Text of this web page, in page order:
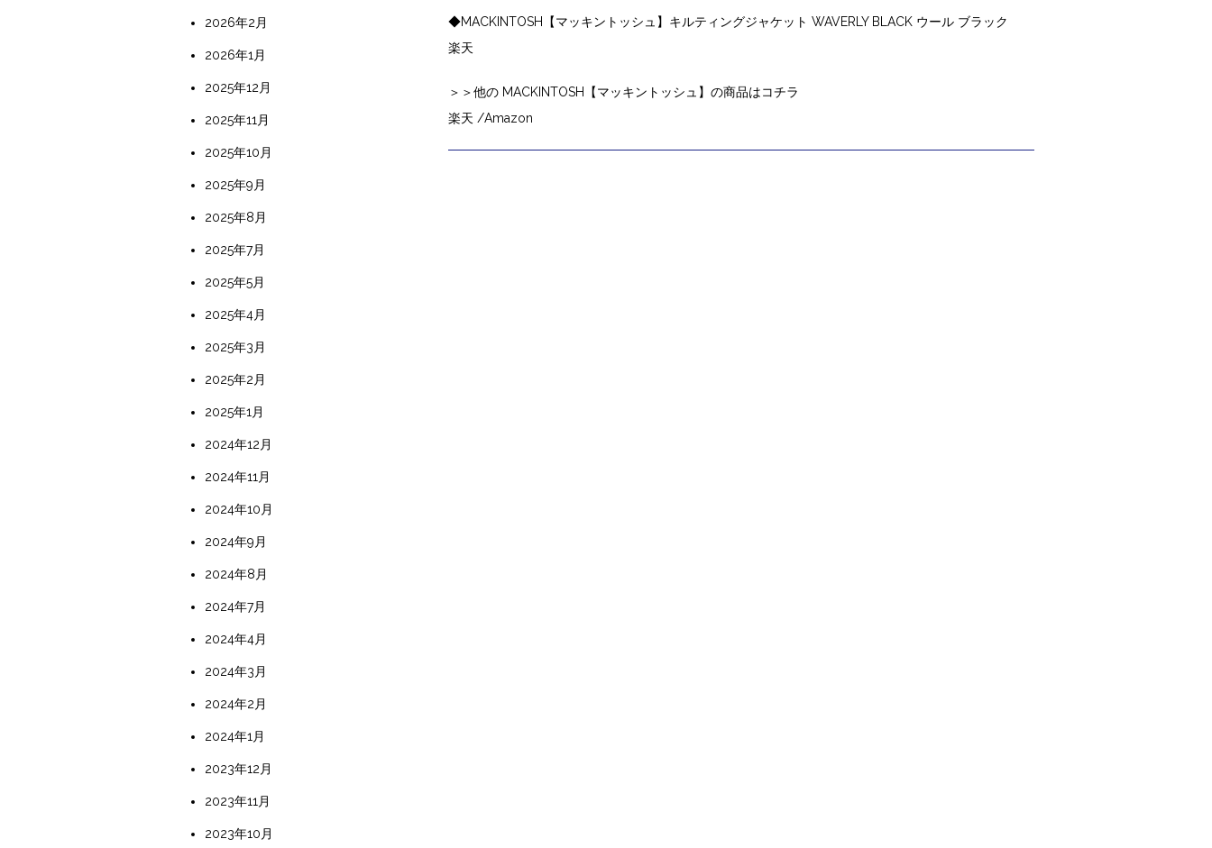
◆MACKINTOSH【マッキントッシュ】キルティングジャケット WAVERLY BLACK ウール ブラック
楽天
＞＞他の MACKINTOSH【マッキントッシュ】の商品はコチラ
楽天 /Amazon
2026年2月
2026年1月
2025年12月
2025年11月
2025年10月
2025年9月
2025年8月
2025年7月
2025年5月
2025年4月
2025年3月
2025年2月
2025年1月
2024年12月
2024年11月
2024年10月
2024年9月
2024年8月
2024年7月
2024年4月
2024年3月
2024年2月
2024年1月
2023年12月
2023年11月
2023年10月